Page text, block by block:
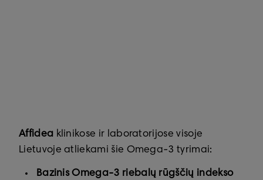
Affidea klinikose ir laboratorijose visoje
Lietuvoje atliekami šie Omega-3 tyrimai:
Bazinis Omega-3 riebalų rūgščių indekso